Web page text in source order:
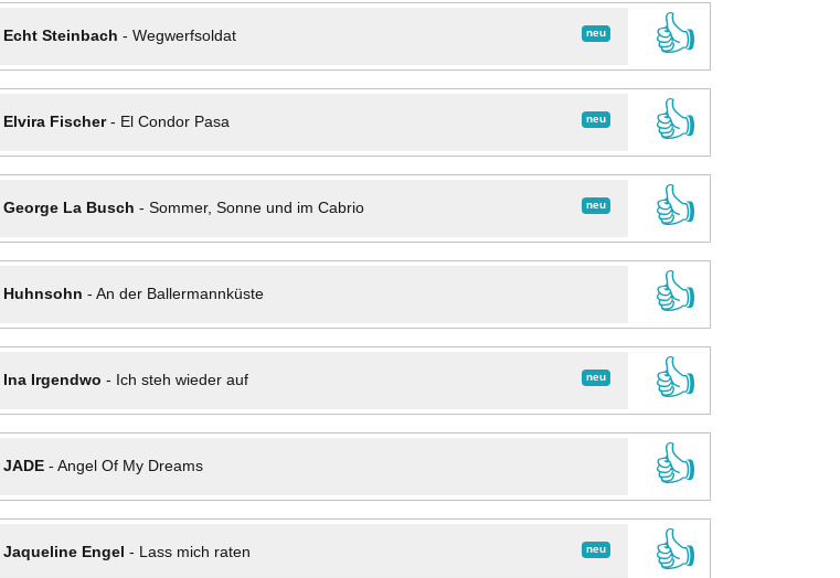
neu
Echt Steinbach - Wegwerfsoldat
👍
neu
Elvira Fischer- El Condor Pasa
👍
neu
George La Busch - Sommer, Sonne und im Cabrio
👍
Huhnsohn - An der Ballermannküste
👍
neu
Ina Irgendwo - Ich steh wieder auf
👍
JADE- Angel Of My Dreams
👍
neu
Jaqueline Engel - Lass mich raten
👍